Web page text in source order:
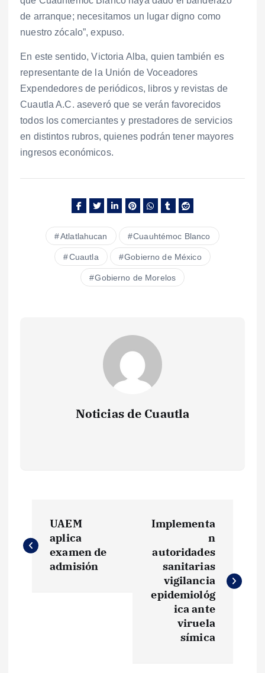
de arranque; necesitamos un lugar digno como
nuestro zócalo”, expuso.
En este sentido, Victoria Alba, quien también es
representante de la Unión de Voceadores
Expendedores de periódicos, libros y revistas de
Cuautla A.C. aseveró que se verán favorecidos
todos los comerciantes y prestadores de servicios
en distintos rubros, quienes podrán tener mayores
ingresos económicos.
Atlatlahucan Cuauhtémoc Blanco
Cuautla Gobierno de México
Gobierno de Morelos
Noticias de Cuautla
a
UAEM
aplica
examen de
admisión
Implementa
n
autoridades
sanitarias
vigilancia
epidemiológ
ica ante
viruela
símica